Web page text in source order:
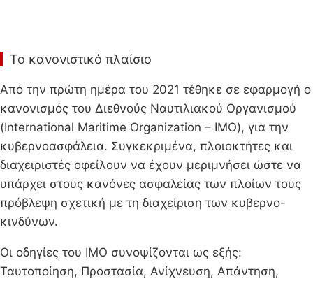
Το κανονιστικό πλαίσιο
Από την πρώτη ημέρα του 2021 τέθηκε σε εφαρμογή ο
κανονισμός του Διεθνούς Ναυτιλιακού Οργανισμού
(International Maritime Organization – IMO), για την
κυβερνοασφάλεια. Συγκεκριμένα, πλοιοκτήτες και
διαχειριστές οφείλουν να έχουν μεριμνήσει ώστε να
υπάρχει στους κανόνες ασφαλείας των πλοίων τους
πρόβλεψη σχετική με τη διαχείριση των κυβερνο-
κινδύνων.
Οι οδηγίες του IMO συνοψίζονται ως εξής:
Ταυτοποίηση, Προστασία, Ανίχνευση, Απάντηση,